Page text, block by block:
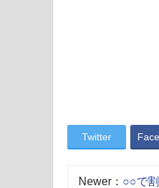
Twitter
Newer： ○○で